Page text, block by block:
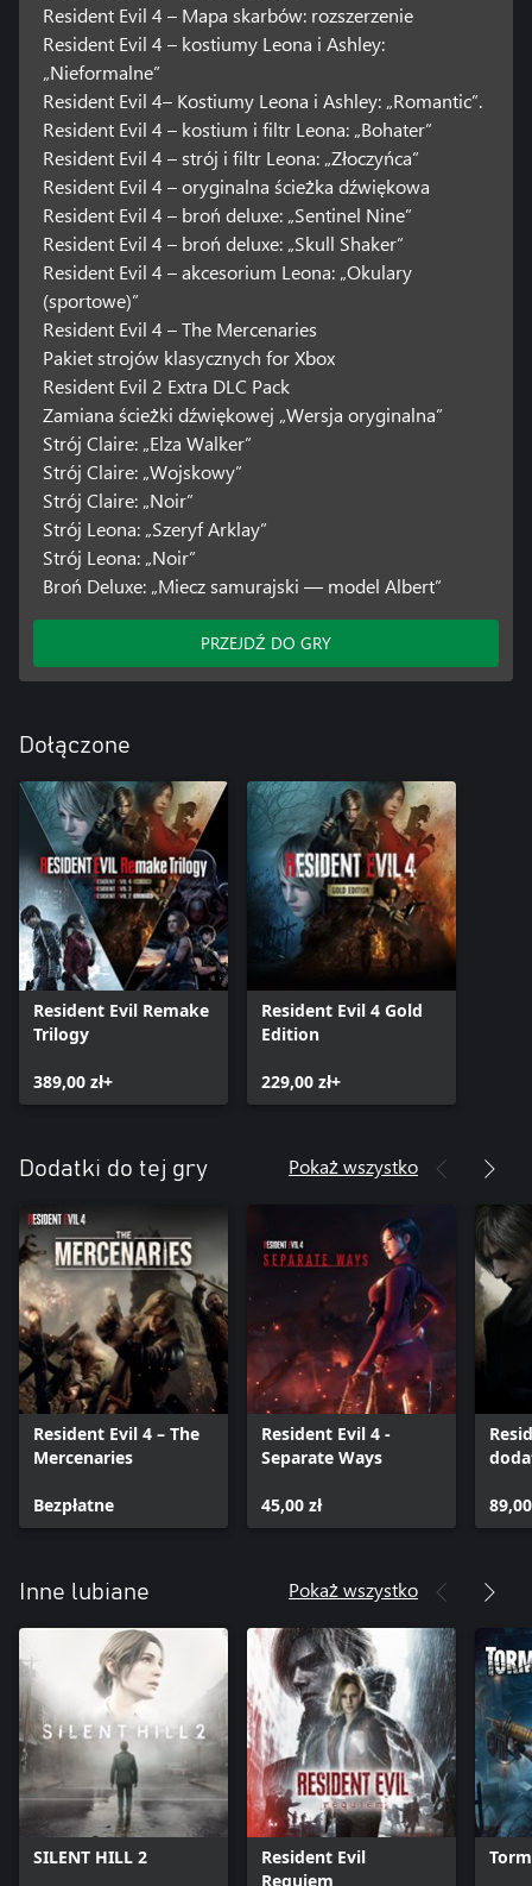
Resident Evil 4 – Mapa skarbów: rozszerzenie
Resident Evil 4 – kostiumy Leona i Ashley:
„Nieformalne”
Resident Evil 4– Kostiumy Leona i Ashley: „Romantic”.
Resident Evil 4 – kostium i filtr Leona: „Bohater”
Resident Evil 4 – strój i filtr Leona: „Złoczyńca”
Resident Evil 4 – oryginalna ścieżka dźwiękowa
Resident Evil 4 – broń deluxe: „Sentinel Nine”
Resident Evil 4 – broń deluxe: „Skull Shaker”
Resident Evil 4 – akcesorium Leona: „Okulary
(sportowe)”
Resident Evil 4 – The Mercenaries
Pakiet strojów klasycznych for Xbox
Resident Evil 2 Extra DLC Pack
Zamiana ścieżki dźwiękowej „Wersja oryginalna”
Strój Claire: „Elza Walker”
Strój Claire: „Wojskowy”
Strój Claire: „Noir”
Strój Leona: „Szeryf Arklay”
Strój Leona: „Noir”
Broń Deluxe: „Miecz samurajski — model Albert”
PRZEJDŹ DO GRY
Dołączone
Resident Evil Remake
Trilogy
389,00 zł+
Resident Evil 4 Gold
Edition
229,00 zł+
Dodatki do tej gry Pokaż wszystko
Resident Evil 4 – The
Mercenaries
Bezpłatne
Resident Evil 4 -
Separate Ways
45,00 zł
Inne lubiane Pokaż wszystko
SILENT HILL 2
Resident Evil
Requiem